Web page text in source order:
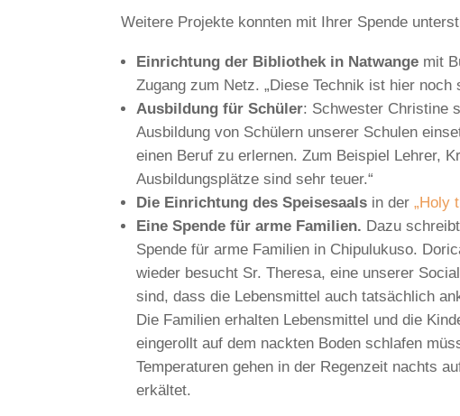
Weitere Projekte konnten mit Ihrer Spende
Einrichtung der Bibliothek in Natwange mit
Zugang zum Netz. „Diese Technik ist hier
Ausbildung für Schüler: Schwester Christine
Ausbildung von Schülern unserer Schulen
einen Beruf zu erlernen. Zum Beispiel Lehrer,
Ausbildungsplätze sind sehr teuer.“
Die Einrichtung des Speisesaals in der „Holy
Eine Spende für arme Familien. Dazu
Spende für arme Familien in Chipulukuso.
wieder besucht Sr. Theresa, eine unserer
sind, dass die Lebensmittel auch tatsächlich
Die Familien erhalten Lebensmittel und die
eingerollt auf dem nackten Boden schlafen
Temperaturen gehen in der Regenzeit nachts
erkältet.